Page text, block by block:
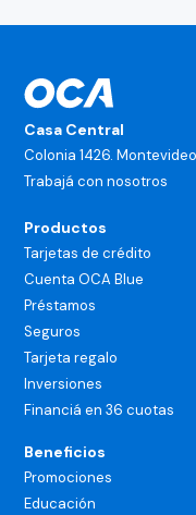
Casa Central
Colonia 1426.
Trabajá con nosotros
Productos
Tarjetas de crédito
Cuenta OCA Blue
Préstamos
Seguros
Tarjeta regalo
Inversiones
Financiá en 36 cuotas
Beneficios
Promociones
Educación